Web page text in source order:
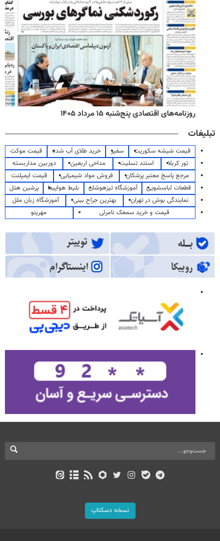
روزنامه‌های اقتصادی پنج‌شنبه ۱۵ مرداد ۱۴۰۵
تبلیغات
قیمت شیشه سکوریت سفیر خرید طلای آب شده
قیمت موکت
تور کربلا
استند تسلیت مداحی اربعین
دوربین مداربسته
مرجع پاسخ معتبر پزشکان
فروش مواد شیمیایی
قیمت ایمپلنت
قطعات لباسشویی
آموزشگاه تیزهوشان بلیط هواپیما
پرشین هتل
نمایندگی بوش در تهران
بهترین جراح بینی
آموزشگاه زبان ملل
قیمت و خرید سمعک نامرئی
مهرینو
نسخه دسکتاپ